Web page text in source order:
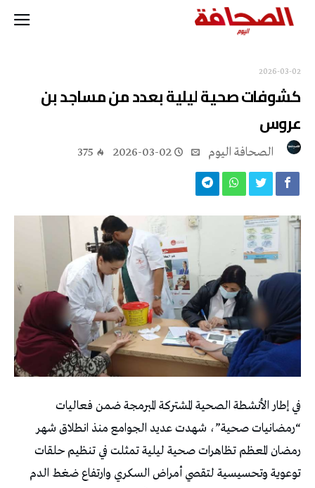
2026-03-02
كشوفات صحية ليلية بعدد من مساجد بن
عروس
2026-03-02
375
في إطار الأنشطة الصحية المشتركة المبرمجة ضمن فعاليات
“رمضانيات صحية”، شهدت عديد الجوامع منذ انطلاق شهر
رمضان المعظم تظاهرات صحية ليلية تمثلت في تنظيم حلقات
توعوية وتحسيسية لتقصي أمراض السكري وارتفاع ضغط الدم